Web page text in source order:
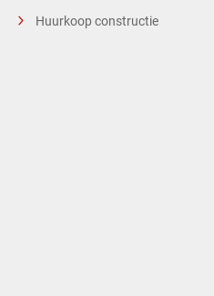
Huurkoop constructie